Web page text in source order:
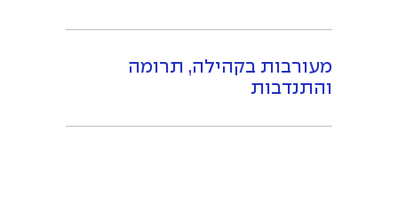
מעורבות בקהילה, תרומה
והתנדבות